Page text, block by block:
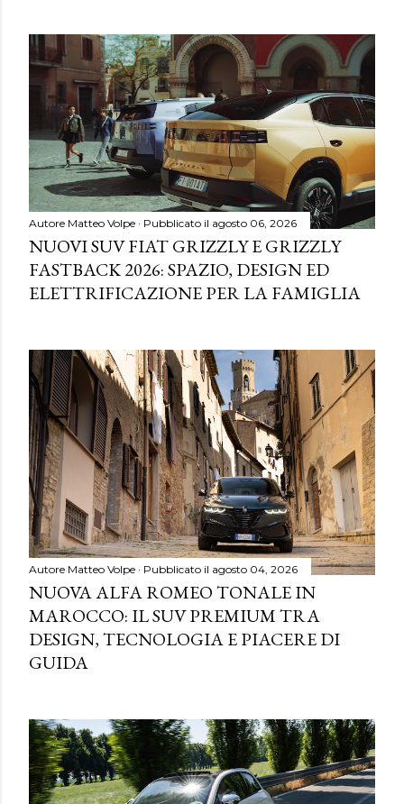
Autore Matteo Volpe Pubblicato il agosto 06, 2026
NUOVI SUV FIAT GRIZZLY E GRIZZLY
FASTBACK 2026: SPAZIO, DESIGN ED
ELETTRIFICAZIONE PER LA FAMIGLIA
Autore Matteo Volpe Pubblicato il agosto 04, 2026
NUOVA ALFA ROMEO TONALE IN
MAROCCO: IL SUV PREMIUM TRA
DESIGN, TECNOLOGIA E PIACERE DI
GUIDA